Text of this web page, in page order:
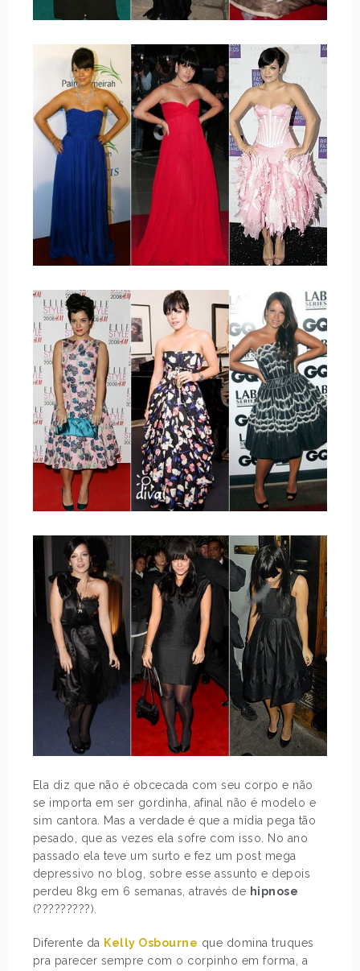
Ela diz que não é obcecada com seu corpo e não
se importa em ser gordinha, afinal não é modelo e
sim cantora. Mas a verdade é que a mídia pega tão
pesado, que as vezes ela sofre com isso. No ano
passado ela teve um surto e fez um post mega
depressivo no blog, sobre esse assunto e depois
perdeu 8kg em 6 semanas, através de hipnose
(?????????).
Diferente da Kelly Osbourne que domina truques
pra parecer sempre com o corpinho em forma, a